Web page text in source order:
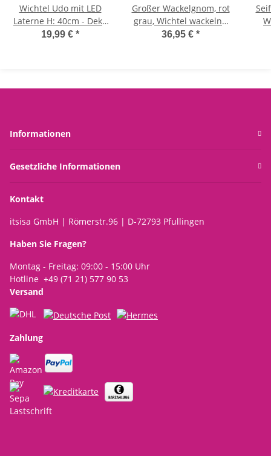
Wichtel Udo mit LED
Laterne H: 40cm - Deko
Weihnachten,
19,99 € *
Großer Wackelgnom, rot
grau, Wichtel wackelnd
65 cm - Weihnachts
36,95 € *
Informationen
Gesetzliche Informationen
Kontakt
itsisa GmbH | Römerstr.96 | D-72793 Pfullingen
Haben Sie Fragen?
Montag - Freitag: 09:00 - 15:00 Uhr
Hotline +49 (71 21) 577 90 53
Versand
Zahlung